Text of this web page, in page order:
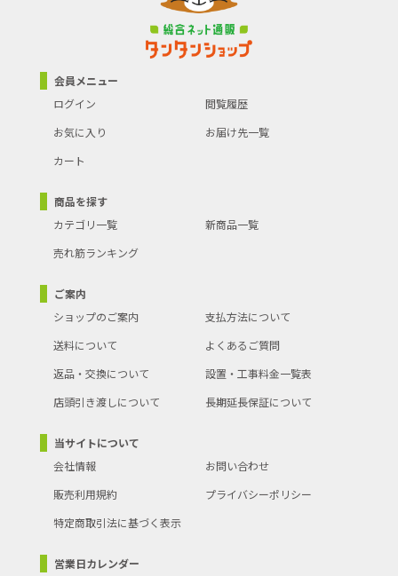
会員メニュー
ログイン
閲覧履歴
お気に入り
お届け先一覧
カート
商品を探す
カテゴリ一覧
新商品一覧
売れ筋ランキング
ご案内
ショップのご案内
支払方法について
送料について
よくあるご質問
返品・交換について
設置・工事料金一覧表
店頭引き渡しについて
長期延長保証について
当サイトについて
会社情報
お問い合わせ
販売利用規約
プライバシーポリシー
特定商取引法に基づく表示
営業日カレンダー